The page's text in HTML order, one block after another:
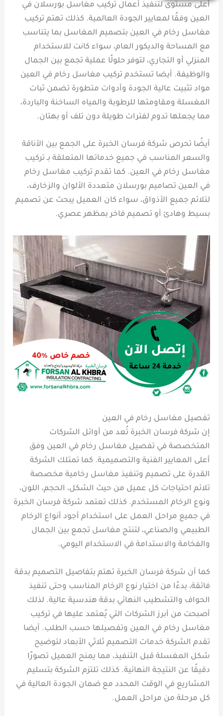
أعلى مستوى لتنفيذ أعمال تركيب مغاسل بورسلان في
العين وفقًا لمعايير الجودة العالمية. كذلك تهتم تركيب
مغاسل رخام في العين بتصميم المغاسل بما يتناسب
مع المساحة والديكور العام، سواء كانت للاستخدام
المنزلي أو التجاري، لتوفر حلولًا عملية تجمع بين الجمال
والوظيفة. أيضا تستخدم تركيب مغاسل رخام في العين
مواد تثبيت عالية الجودة وأدوات متطورة تضمن ثبات
المغسلة ومقاومتها للرطوبة والمياه الساخنة والباردة،
مما يجعلها تدوم لفترات طويلة دون تلف أو بهتان.
أيضًا تحرص شركة فرسان الخبرة على الجمع بين الأناقة
والسعر المناسب في جميع خدماتها المتعلقة بـ تركيب
مغاسل رخام في العين. كما تقدم تركيب مغاسل رخام
في العين تصاميم بورسلان متعددة الألوان والزخارف،
لتلائم جميع الأذواق، سواء كان العميل يبحث عن تصميم
بسيط وهادئ أو تصميم فاخر بمظهر عصري.
تفصيل مغاسل رخام في العين
إن شركة فرسان الخبرة تُعد من أوائل الشركات
المتخصصة في تفصيل مغاسل رخام في العين وفق
أعلى المعايير الفنية والتصميمية. كما تمتلك الشركة
القدرة على تصميم وتنفيذ مغاسل رخامية مخصصة
تلائم احتياجات كل عميل من حيث الشكل، الحجم، اللون،
ونوع الرخام المستخدم. كذلك تعتمد شركة فرسان الخبرة
في جميع مراحل العمل على استخدام أجود أنواع الرخام
الطبيعي والصناعي، لتنتج مغاسل تجمع بين الجمال
والفخامة والاستدامة في الاستخدام اليومي.
كما أن شركة فرسان الخبرة تهتم بتفاصيل التصميم بدقة
فائقة، بدءًا من اختيار نوع الرخام المناسب وحتى تنفيذ
الحواف والتشطيب النهائي بدقة هندسية عالية. لذلك
أصبحت من أبرز الشركات التي يُعتمد عليها في تركيب
مغاسل رخام في العين وتفصيلها حسب الطلب. أيضا
تقدم الشركة خدمات التصميم ثلاثي الأبعاد لتوضيح
شكل المغسلة قبل التنفيذ، مما يمنح العميل تصورًا
دقيقًا عن النتيجة النهائية. كذلك تلتزم الشركة بتسليم
المشاريع في الوقت المحدد مع ضمان الجودة العالية في
كل مرحلة من مراحل العمل.